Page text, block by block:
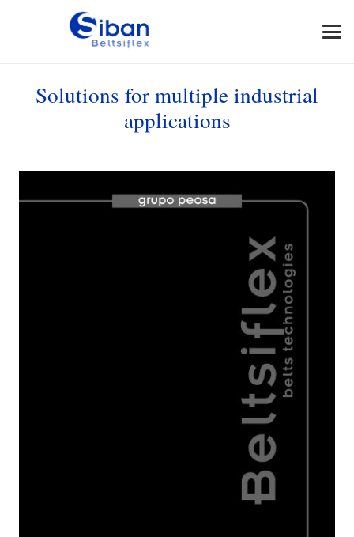
Solutions for multiple industrial
applications